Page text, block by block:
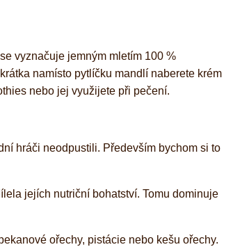
vyznačuje jemným mletím 100 %
namísto pytlíčku mandlí naberete krém
nebo jej využijete při pečení.
hráči neodpustili. Především bychom si to
jejích nutriční bohatství. Tomu dominuje
ořechy, pistácie nebo kešu ořechy.